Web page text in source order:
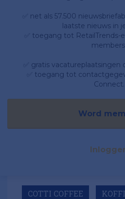
✅ net als 57.500
laatste nieuws in
✅ toegang tot
✅ gratis vacatureplaatsingen
✅ toegang tot
Connect.
Word
COTTI COFFEE